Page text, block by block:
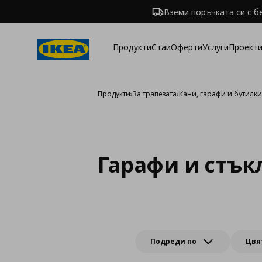
Вземи поръчката си с
ПродуктиСтаиОфертиУслуги
Продукти›За трапезата›Кани, гарафи и бутилки
Гарафи и
Подреди по